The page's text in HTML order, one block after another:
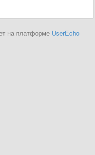
на платформе UserEcho